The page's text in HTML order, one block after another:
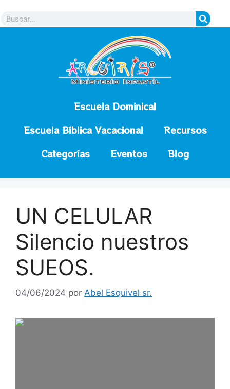
Escuela Dominical
Escuela Bíblica Vacacional
Recursos
Categorías
Eventos Blog
UN CELULAR
Silencio nuestros
SUEOS.
04/06/2024 por Abel Esquivel sr.